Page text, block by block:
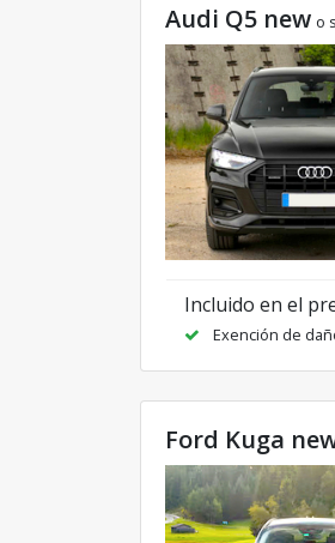
Audi Q5 new o
Incluido en el
Exención de
Ford Kuga